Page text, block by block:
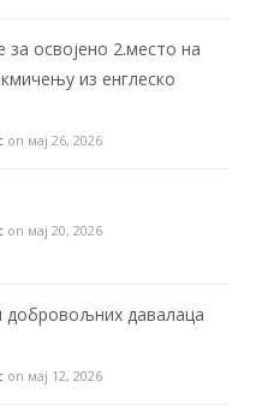
освојено 2.место на
из енглеско
on мај 26, 2026
on мај 20, 2026
добровољних давалаца
on мај 12, 2026